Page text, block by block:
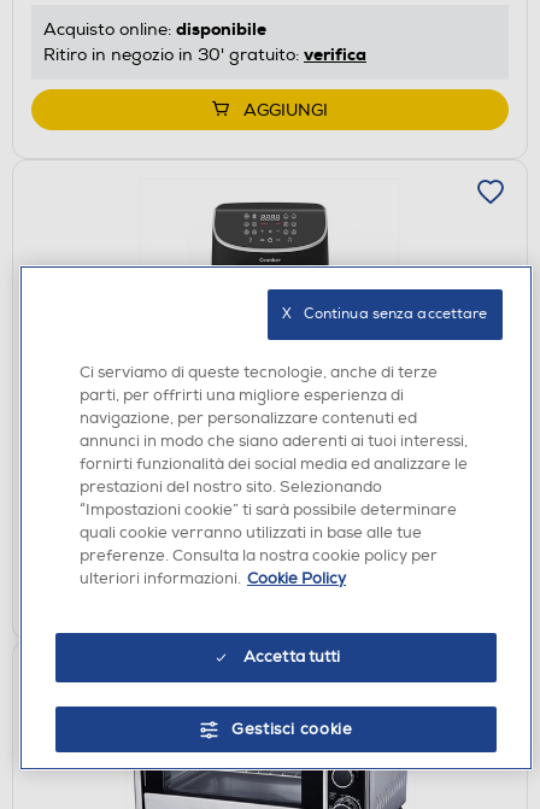
Acquisto online: disponibile
Ritiro in negozio in 30' gratuito: verifica
AGGIUNGI
FRIGGITRICI
CRANKER - Friggitrice ad aria CRA-F120N-NERO
€ 79,90
Acquisto online:disponibile
Ritiro in negozio in 30' gratuito:verifica
AGGIUNGI
Ci serviamo di queste tecnologie, anche di terze
parti, per offrirti una migliore esperienza di
navigazione, per personalizzare contenuti ed
annunci in modo che siano aderenti ai tuoi interessi,
fornirti funzionalità dei social media ed analizzare le
prestazioni del nostro sito. Selezionando
“Impostazioni cookie” ti sarà possibile determinare
quali cookie verranno utilizzati in base alle tue
preferenze. Consulta la nostra cookie policy per
ulteriori informazioni. Cookie Policy
Accetta tutti
Gestisci cookie
X   Continua senza accettare